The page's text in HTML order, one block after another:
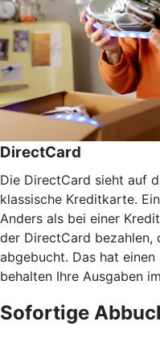
DirectCard
Die DirectCard sieht auf
klassische Kreditkarte.
Anders als bei einer
der DirectCard bezahlen,
abgebucht. Das hat
behalten Ihre Ausgaben
Sofortige